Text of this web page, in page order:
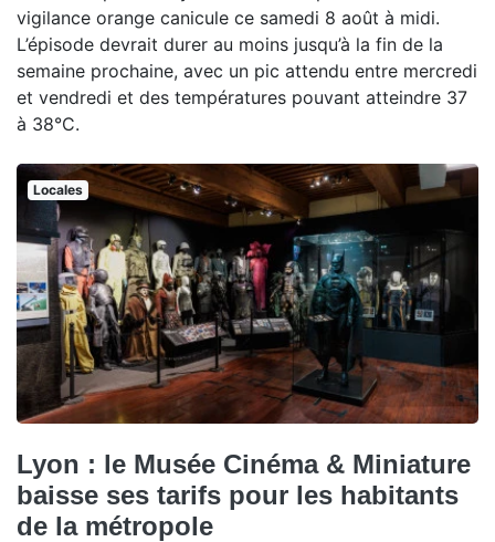
vigilance orange canicule ce samedi 8 août à midi.
L’épisode devrait durer au moins jusqu’à la fin de la
semaine prochaine, avec un pic attendu entre mercredi
et vendredi et des températures pouvant atteindre 37
à 38°C.
Locales
Lyon : le Musée Cinéma & Miniature
baisse ses tarifs pour les habitants
de la métropole